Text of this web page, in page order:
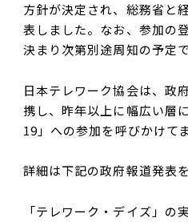
方針が決定され、総務省と
表しました。なお、参加の
決まり次第別途周知の予定で
日本テレワーク協会は、政
携し、昨年以上に幅広い層
19」への参加を呼びかけて
詳細は下記の政府報道発表
「テレワーク・デイズ」の